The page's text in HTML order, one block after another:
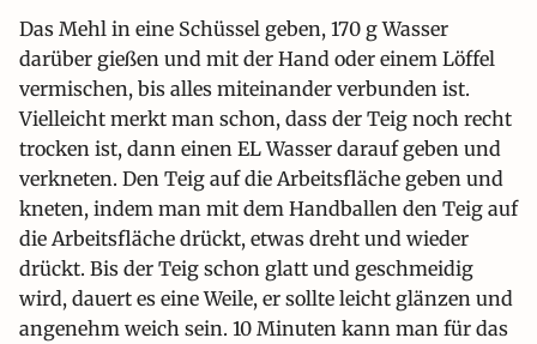
Das Mehl in eine Schüssel geben, 170 g Wasser
darüber gießen und mit der Hand oder einem Löffel
vermischen, bis alles miteinander verbunden ist.
Vielleicht merkt man schon, dass der Teig noch recht
trocken ist, dann einen EL Wasser darauf geben und
verkneten. Den Teig auf die Arbeitsfläche geben und
kneten, indem man mit dem Handballen den Teig auf
die Arbeitsfläche drückt, etwas dreht und wieder
drückt. Bis der Teig schon glatt und geschmeidig
wird, dauert es eine Weile, er sollte leicht glänzen und
angenehm weich sein. 10 Minuten kann man für das